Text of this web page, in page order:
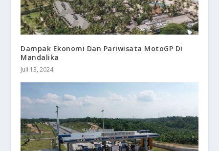
Dampak Ekonomi Dan Pariwisata MotoGP Di
Mandalika
Juli 13, 2024